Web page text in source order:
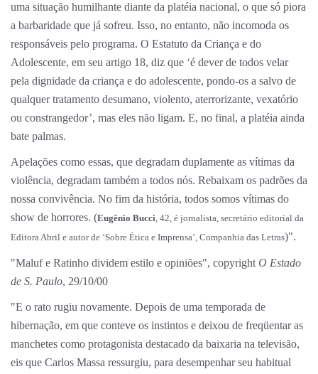
uma situação humilhante diante da platéia nacional, o que só piora
a barbaridade que já sofreu. Isso, no entanto, não incomoda os
responsáveis pelo programa. O Estatuto da Criança e do
Adolescente, em seu artigo 18, diz que ‘é dever de todos velar
pela dignidade da criança e do adolescente, pondo-os a salvo de
qualquer tratamento desumano, violento, aterrorizante, vexatório
ou constrangedor’, mas eles não ligam. E, no final, a platéia ainda
bate palmas.
Apelações como essas, que degradam duplamente as vítimas da
violência, degradam também a todos nós. Rebaixam os padrões da
nossa convivência. No fim da história, todos somos vítimas do
show de horrores. (Eugênio Bucci, 42, é jornalista, secretário editorial da
Editora Abril e autor de ‘Sobre Ética e Imprensa’, Companhia das Letras)".
"Maluf e Ratinho dividem estilo e opiniões", copyright O Estado
de S. Paulo, 29/10/00
"E o rato rugiu novamente. Depois de uma temporada de
hibernação, em que conteve os instintos e deixou de freqüentar as
manchetes como protagonista destacado da baixaria na televisão,
eis que Carlos Massa ressurgiu, para desempenhar seu habitual